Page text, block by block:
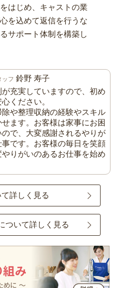
はじめ、キャストの業
を込めて返信を行うな
サポート体制を構築し
ッフ 鈴野 寿子
充実していますので、初め
ください。
や整理収納の経験やスキル
ます。お客様は家事にお困
ので、大変感謝されるやりが
です。お客様の毎日を笑顔
りがいのあるお仕事を始め
詳しく見る
ついて詳しく見る